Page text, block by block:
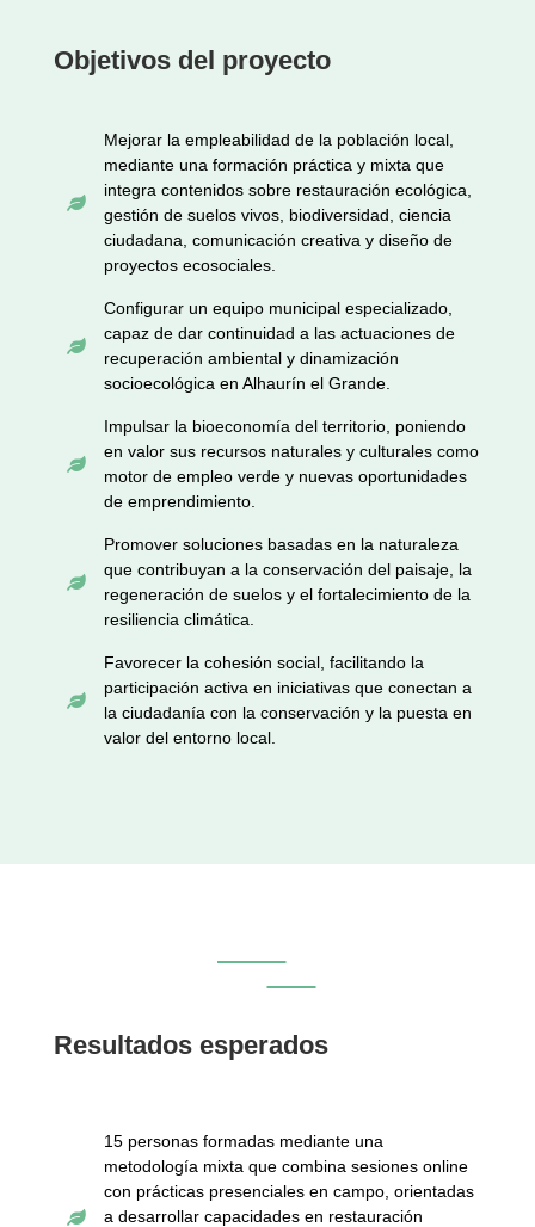
Objetivos del proyecto

Mejorar la empleabilidad de la población local,
mediante una formación práctica y mixta que
integra contenidos sobre restauración ecológica,
gestión de suelos vivos, biodiversidad, ciencia
ciudadana, comunicación creativa y diseño de
proyectos ecosociales.

Configurar un equipo municipal especializado,
capaz de dar continuidad a las actuaciones de
recuperación ambiental y dinamización
socioecológica en Alhaurín el Grande.

Impulsar la bioeconomía del territorio, poniendo
en valor sus recursos naturales y culturales como
motor de empleo verde y nuevas oportunidades
de emprendimiento.

Promover soluciones basadas en la naturaleza
que contribuyan a la conservación del paisaje, la
regeneración de suelos y el fortalecimiento de la
resiliencia climática.

Favorecer la cohesión social, facilitando la
participación activa en iniciativas que conectan a
la ciudadanía con la conservación y la puesta en
valor del entorno local.
Resultados esperados

15 personas formadas mediante una
metodología mixta que combina sesiones online
con prácticas presenciales en campo, orientadas
a desarrollar capacidades en restauración